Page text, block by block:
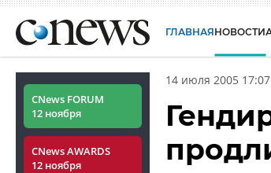
ГЛАВНАЯНОВОСТИ
CNews FORUM
12 ноября
CNews AWARDS
12 ноября
14 июля 2005 17:07